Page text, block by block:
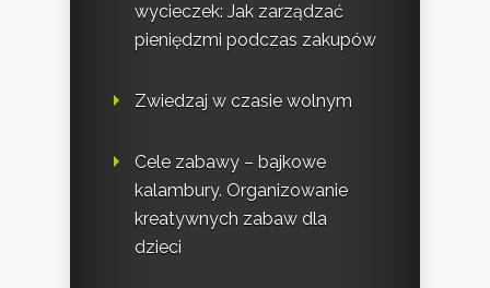
wycieczek: Jak zarządzać
pieniędzmi podczas zakupów
Zwiedzaj w czasie wolnym
Cele zabawy – bajkowe
kalambury. Organizowanie
kreatywnych zabaw dla
dzieci